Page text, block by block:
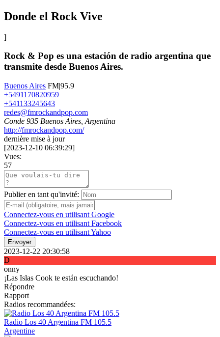
Donde el Rock Vive
]
Rock & Pop es una estación de radio argentina que
transmite desde Buenos Aires.​
Buenos Aires FM|95.9
+5491170820959
+541133245643
redes@fmrockandpop.com
Conde 935 Buenos Aires, Argentina
http://fmrockandpop.com/
dernière mise à jour
[2023-12-10 06:39:29]
Vues:
57
Publier en tant qu'invité:
Connectez-vous en utilisant Google
Connectez-vous en utilisant Facebook
Connectez-vous en utilisant Yahoo
Envoyer
2023-12-22 20:30:58
D
onny
¡Las Islas Cook te están escuchando!
Répondre
Rapport
Radios recommandées:
Radio Los 40 Argentina FM 105.5
Argentine